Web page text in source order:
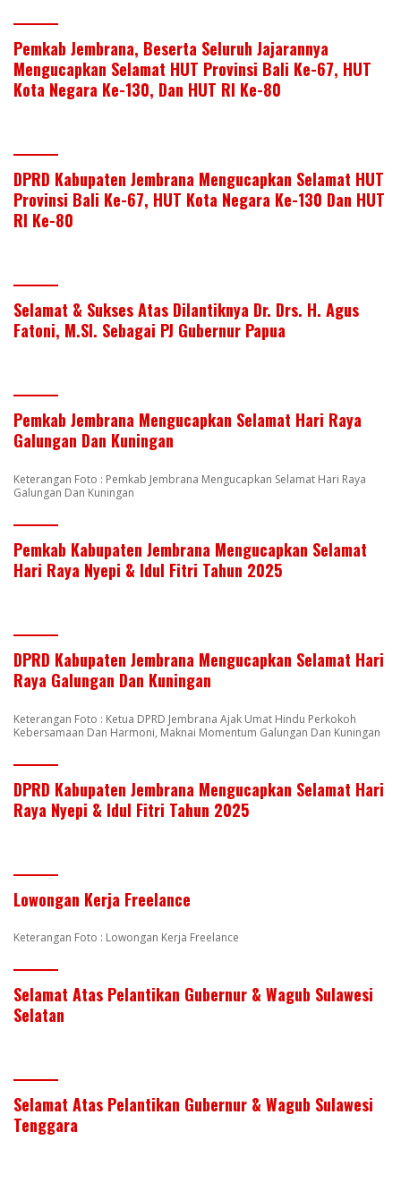
Pemkab Jembrana, Beserta Seluruh Jajarannya
Mengucapkan Selamat HUT Provinsi Bali Ke-67, HUT
Kota Negara Ke-130, Dan HUT RI Ke-80
DPRD Kabupaten Jembrana Mengucapkan Selamat HUT
Provinsi Bali Ke-67, HUT Kota Negara Ke-130 Dan HUT
RI Ke-80
Selamat & Sukses Atas Dilantiknya Dr. Drs. H. Agus
Fatoni, M.SI. Sebagai PJ Gubernur Papua
Pemkab Jembrana Mengucapkan Selamat Hari Raya
Galungan Dan Kuningan
Keterangan Foto : Pemkab Jembrana Mengucapkan Selamat Hari Raya
Galungan Dan Kuningan
Pemkab Kabupaten Jembrana Mengucapkan Selamat
Hari Raya Nyepi & Idul Fitri Tahun 2025
DPRD Kabupaten Jembrana Mengucapkan Selamat Hari
Raya Galungan Dan Kuningan
Keterangan Foto : Ketua DPRD Jembrana Ajak Umat Hindu Perkokoh
Kebersamaan Dan Harmoni, Maknai Momentum Galungan Dan Kuningan
DPRD Kabupaten Jembrana Mengucapkan Selamat Hari
Raya Nyepi & Idul Fitri Tahun 2025
Lowongan Kerja Freelance
Keterangan Foto : Lowongan Kerja Freelance
Selamat Atas Pelantikan Gubernur & Wagub Sulawesi
Selatan
Selamat Atas Pelantikan Gubernur & Wagub Sulawesi
Tenggara